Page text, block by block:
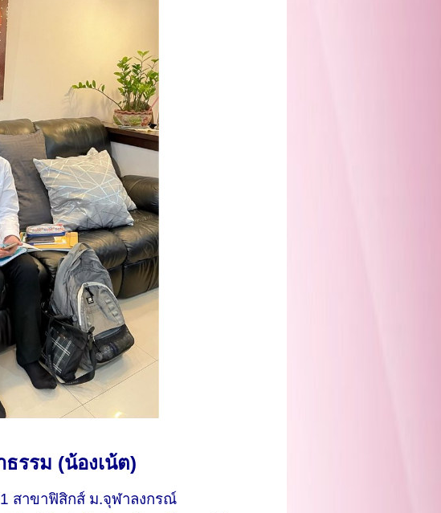
รรม (น้องเน้ต)
สาขาฟิสิกส์ ม.จุฬาลงกรณ์